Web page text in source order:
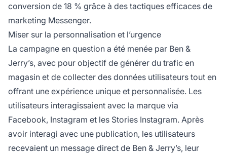
conversion de 18 % grâce à des tactiques efficaces de
marketing Messenger.
Miser sur la personnalisation et l’urgence
La campagne en question a été menée par Ben &
Jerry’s, avec pour objectif de générer du trafic en
magasin et de collecter des données utilisateurs tout en
offrant une expérience unique et personnalisée. Les
utilisateurs interagissaient avec la marque via
Facebook, Instagram et les Stories Instagram. Après
avoir interagi avec une publication, les utilisateurs
recevaient un message direct de Ben & Jerry’s, leur